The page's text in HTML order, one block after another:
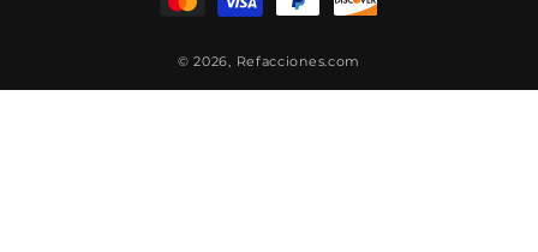
© 2026, Refacciones.com